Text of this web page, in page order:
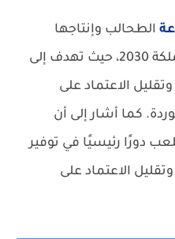
الطحالب وإنتاجها
تتماشى مع أهداف رؤية المملكة 2030، حيث تهدف إلى
الاعتماد على
كما أشار إلى أن
دورًا رئيسيًا في توفير
الاعتماد على